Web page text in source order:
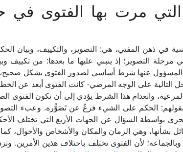
التي مرت بها الفتوى في
في ذهن المفتي، هي: التصوير، والتكييف، وبيان
مرحلة التصوير؛ إذ ينبني عليها ما بعدها: من تكييف
المسؤول عنها شرط أساسي لصدور الفتوى بشكل
التالية على الوجه المرضي- كانت الفتوى أبعد عن
وانعدام هذا الشرط يؤدي إلى أن تكون الفتوى
بقولهم: الحكم على الشيء فرعٌ عن تَصَوُّره. وعبء
بواسطة السؤال عن الجهات الأربع التي تختلف
بشأنها، وهي الزمان والمكان والأشخاص والأحوال،
لأن الفتوى تختلف باختلاف هذين الأمرين.